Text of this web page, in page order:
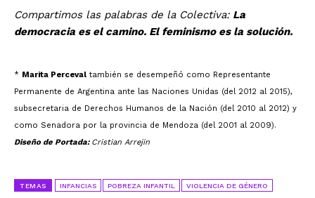
Compartimos las palabras de la Colectiva: La
democracia es el camino. El feminismo es la solución.
* Marita Perceval también se desempeñó como Representante
Permanente de Argentina ante las Naciones Unidas (del 2012 al 2015),
subsecretaria de Derechos Humanos de la Nación (del 2010 al 2012) y
como Senadora por la provincia de Mendoza (del 2001 al 2009).
Diseño de Portada: Cristian Arrejin
TEMAS INFANCIAS POBREZA INFANTIL VIOLENCIA DE GÉNERO